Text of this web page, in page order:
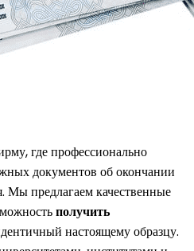
где профессионально
документов об окончании
Мы предлагаем качественные
получить
настоящему образцу.